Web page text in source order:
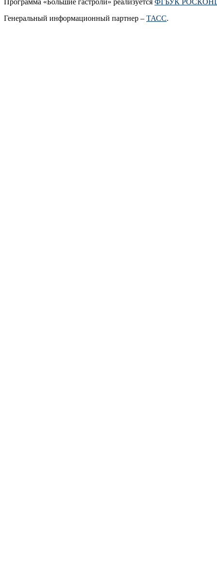
Программа «Большие гастроли» реализуется ФГБУК
Генеральный информационный партнер – ТАСС.